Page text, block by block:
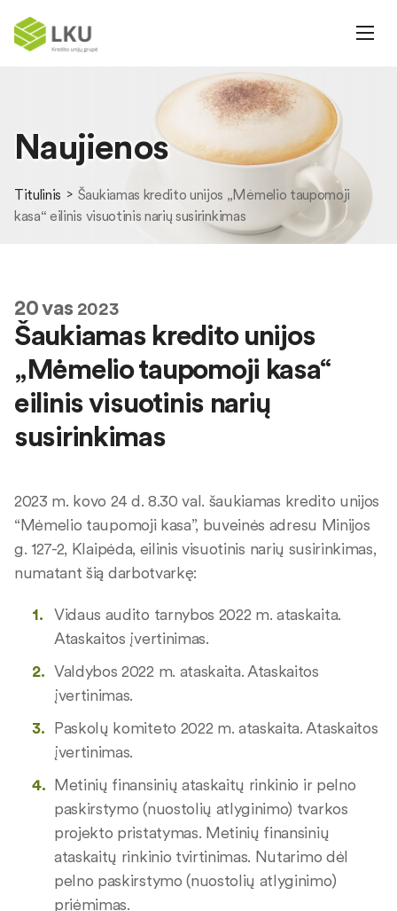
Naujienos
Titulinis
Šaukiamas kredito unijos „Mėmelio taupomoji
kasa“ eilinis visuotinis narių susirinkimas
20vas 2023
Šaukiamas kredito unijos
„Mėmelio taupomoji kasa“
eilinis visuotinis narių
susirinkimas
2023 m. kovo 24 d. 8.30 val. šaukiamas kredito unijos
“Mėmelio taupomoji kasa”, buveinės adresu Minijos
g. 127-2, Klaipėda, eilinis visuotinis narių susirinkimas,
numatant šią darbotvarkę:
Vidaus audito tarnybos 2022 m. ataskaita.
Ataskaitos įvertinimas.
Valdybos 2022 m. ataskaita. Ataskaitos
įvertinimas.
Paskolų komiteto 2022 m. ataskaita. Ataskaitos
įvertinimas.
Metinių finansinių ataskaitų rinkinio ir pelno
paskirstymo (nuostolių atlyginimo) tvarkos
projekto pristatymas. Metinių finansinių
ataskaitų rinkinio tvirtinimas. Nutarimo dėl
pelno paskirstymo (nuostolių atlyginimo)
priėmimas.